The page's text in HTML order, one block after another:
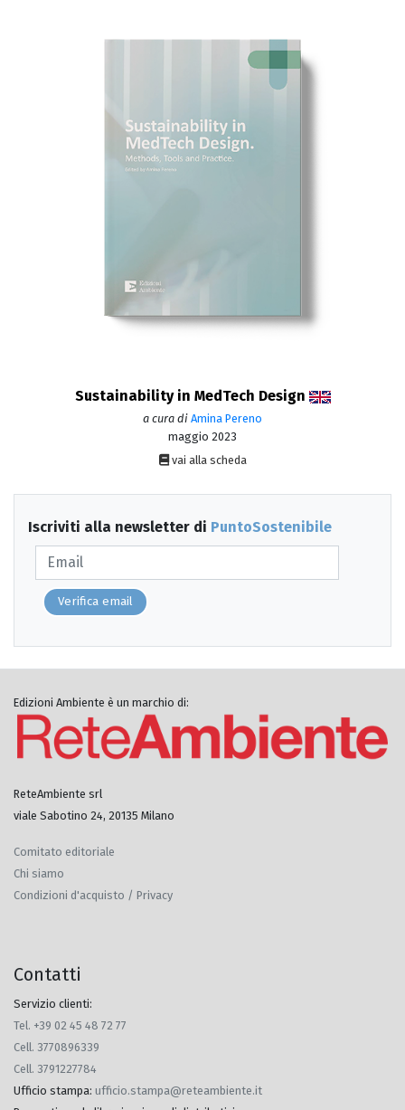
Sustainability in MedTech Design
a cura di Amina Pereno
maggio 2023
vai alla scheda
Iscriviti alla newsletter di PuntoSostenibile
Verifica email
Edizioni Ambiente è un marchio di:
ReteAmbiente srl
viale Sabotino 24, 20135 Milano
Comitato editoriale
Chi siamo
Condizioni d'acquisto / Privacy
Contatti
Servizio clienti:
Tel. +39 02 45 48 72 77
Cell. 3770896339
Cell. 3791227784
Ufficio stampa: ufficio.stampa@reteambiente.it